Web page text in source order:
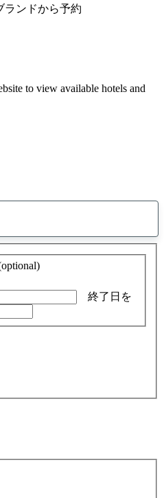
ランドから予約
to view available hotels and
ア
ド
バ
イ
検
索
終了日を